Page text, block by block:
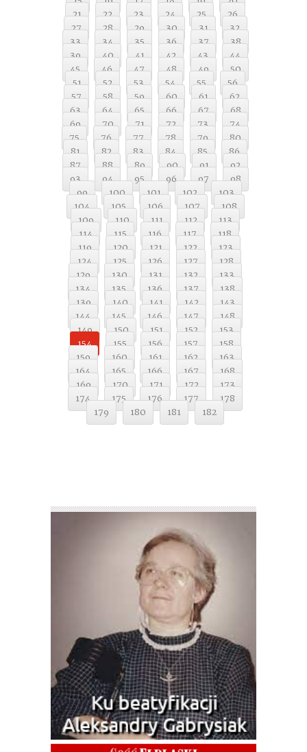
21
22 23 24 25
26
27
28 29 30 31
32
33
34 35 36 37
38
39
40 41 42 43
44
45
46 47 48 49
50
51
52 53 54 55
56
57
58 59 60 61
62
63
64 65 66 67
68
69
70 71 72 73
74
75
76 77 78 79
80
81
82 83 84 85
86
87
88 89 90 91
92
93
94 95 96 97
98
99
100 101 102
103
104
105 106 107
108
109
110 111 112
113
114
115 116 117
118
119
120 121 122
123
124
125 126 127
128
129
130 131 132
133
134
135 136 137
138
139
140 141 142
143
144
145 146 147
148
149
150 151 152
153
154
155 156 157
158
159
160 161 162
163
164
165 166 167
168
169
170 171 172
173
174
175 176 177
178
179
180 181 182